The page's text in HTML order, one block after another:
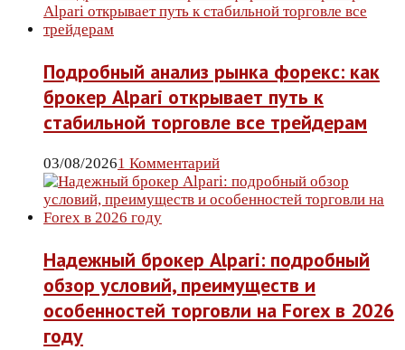
Подробный анализ рынка форекс: как
брокер Alpari открывает путь к
стабильной торговле все трейдерам
03/08/20261 Комментарий
Надежный брокер Alpari: подробный
обзор условий, преимуществ и
особенностей торговли на Forex в 2026
году